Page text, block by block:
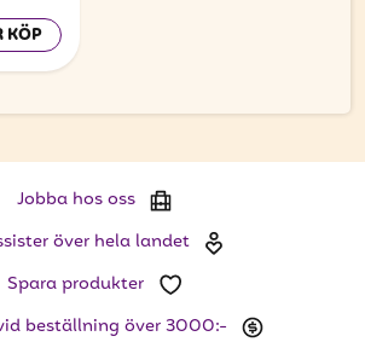
KÖP
Jobba hos oss
över hela landet
Spara produkter
beställning över 3000:-